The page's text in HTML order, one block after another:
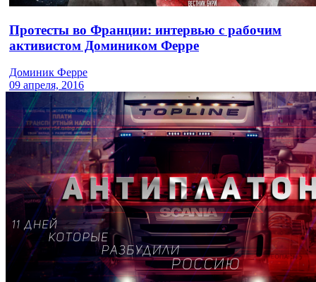
Протесты во Франции: интервью с рабочим
активистом Домиником Ферре
Доминик Ферре
09 апреля, 2016